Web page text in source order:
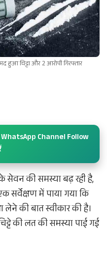
हुआ चिट्टा और 2 आरोपी गिरफ्तार
Channel Follow
सेवन की समस्या बढ़ रही है,
सर्वेक्षण में पाया गया कि
की बात स्वीकार की है।
की लत की समस्या पाई गई